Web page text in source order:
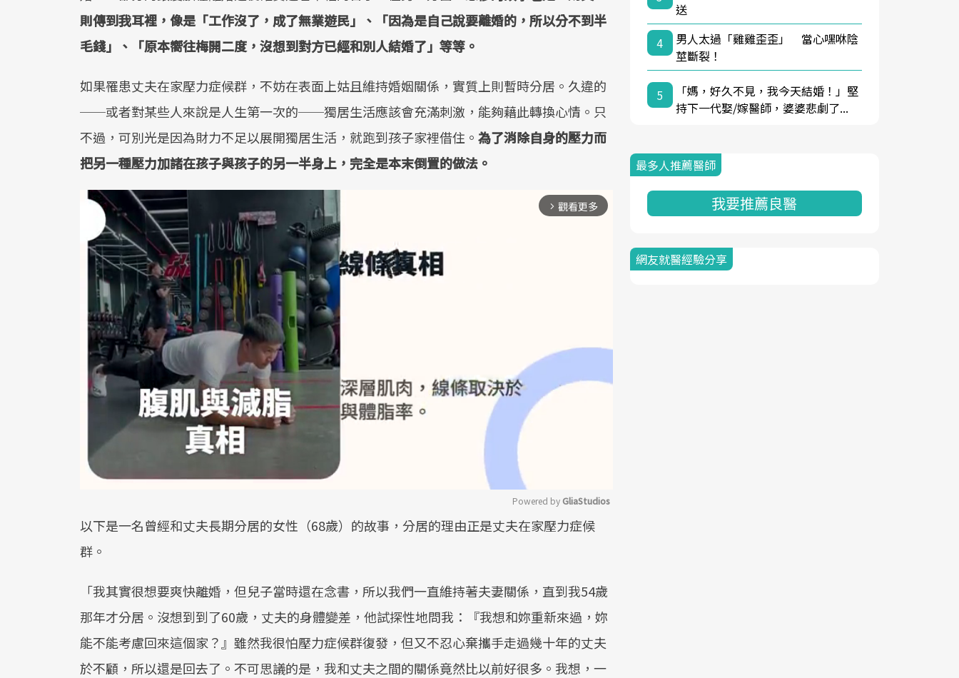
則傳到我耳裡，像是「工作沒了，成了無業遊民」、「因為是自己說要離婚的，所以分不到半
毛錢」、「原本嚮往梅開二度，沒想到對方已經和別人結婚了」等等。
如果罹患丈夫在家壓力症候群，不妨在表面上姑且維持婚姻關係，實質上則暫時分居。久違的
──或者對某些人來說是人生第一次的──獨居生活應該會充滿刺激，能夠藉此轉換心情。只
不過，可別光是因為財力不足以展開獨居生活，就跑到孩子家裡借住。 為了消除自身的壓力而
把另一種壓力加諸在孩子與孩子的另一半身上，完全是本末倒置的做法。
arrow_forward_ios 觀看更多
Powered by GliaStudios
以下是一名曾經和丈夫長期分居的女性（68歲）的故事，分居的理由正是丈夫在家壓力症候
群。
「我其實很想要爽快離婚，但兒子當時還在念書，所以我們一直維持著夫妻關係，直到我54歲
那年才分居。沒想到到了60歲，丈夫的身體變差，他試探性地問我：『我想和妳重新來過，妳
能不能考慮回來這個家？』雖然我很怕壓力症候群復發，但又不忍心棄攜手走過幾十年的丈夫
於不顧，所以還是回去了。不可思議的是，我和丈夫之間的關係竟然比以前好很多。我想，一
送
4
男人太過「雞雞歪歪」 當心嘿咻陰
莖斷裂！
5
「媽，好久不見，我今天結婚！」堅
持下一代娶/嫁醫師，婆婆悲劇了...
最多人推薦醫師
我要推薦良醫
網友就醫經驗分享